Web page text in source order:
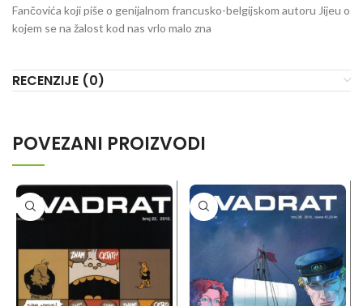
Fančovića koji piše o genijalnom francusko-belgijskom autoru Jijeu o
kojem se na žalost kod nas vrlo malo zna
RECENZIJE (0)
POVEZANI PROIZVODI